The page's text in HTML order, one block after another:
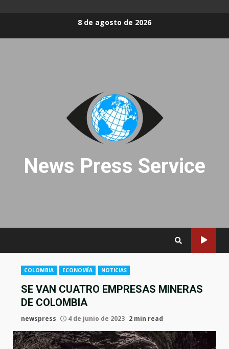
8 de agosto de 2026
News Press Service
COLOMBIA ECONOMÍA NOTICIAS
SE VAN CUATRO EMPRESAS MINERAS
DE COLOMBIA
newspress 4 de junio de 2023 2 min read